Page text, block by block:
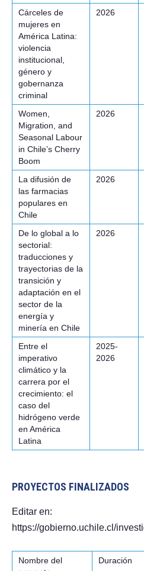
Cárceles de
mujeres en
América Latina:
violencia
institucional,
género y
gobernanza
criminal
2026
Women,
Migration, and
Seasonal Labour
in Chile’s Cherry
Boom
2026
La difusión de
las farmacias
populares en
Chile
2026
De lo global a lo
sectorial:
traducciones y
trayectorias de la
transición y
adaptación en el
sector de la
energía y
minería en Chile
2026
Entre el
imperativo
climático y la
carrera por el
crecimiento: el
caso del
hidrógeno verde
en América
Latina
2025-
2026
PROYECTOS FINALIZADOS
Editar en:
https://gobierno.uchile.cl/
Nombre del
Duración